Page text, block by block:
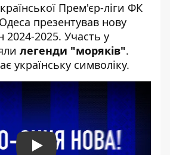
Прем'єр-ліги ФК
презентував нову
2024-2025. Участь у
легенди "моряків".
українську символіку.